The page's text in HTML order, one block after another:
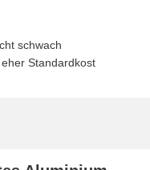
schwach
Standardkost